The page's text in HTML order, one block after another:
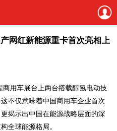
网红新能源重卡首次亮相上
用车展台上两台搭载醇氢电动技
不仅意味着中国商用车企业首次
揭示出中国在能源战略层面的深
全球能源格局。